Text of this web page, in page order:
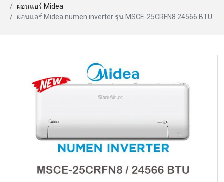
ผ่อนแอร์ Midea
ผ่อนแอร์ Midea numen inverter รุ่น MSCE-25CRFN8 24566 BTU